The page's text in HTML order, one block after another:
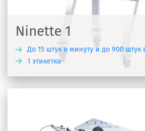
Ninette 1
До 15 штук в минуту и до 900 штук
1 этикетка